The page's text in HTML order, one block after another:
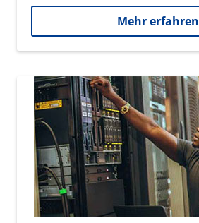
Mehr erfahren